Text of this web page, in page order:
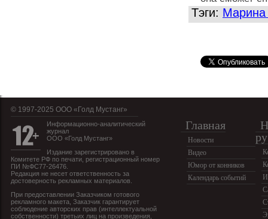
Тэги: Марина
© 1997-2025 OOO «Голд Мустанг»
Информационно-аналитический
журнал
ООО «Голд Мустанг»
Издание зарегистрировано в
Комитете РФ по печати, регистрационный номер
ПИ №ФС77-26476.
Редакция не несет ответственность за
достоверность рекламных материалов.
При предоставлении Заказчиком готового
рекламного макета, Заказчик гарантирует
соблюдение авторских прав (интеллектуальной
собственности) третьих лиц на произведения,
Главная
Новости
Видео
Юмор от конников
Календарь событий